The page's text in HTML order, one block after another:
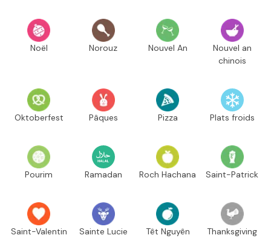
Noël Norouz Nouvel An
Nouvel an
chinois
Oktoberfest Pâques Pizza Plats froids
Pourim Ramadan Roch Hachana Saint-Patrick
Saint-Valentin Sainte Lucie
Têt Nguyên
Thanksgiving